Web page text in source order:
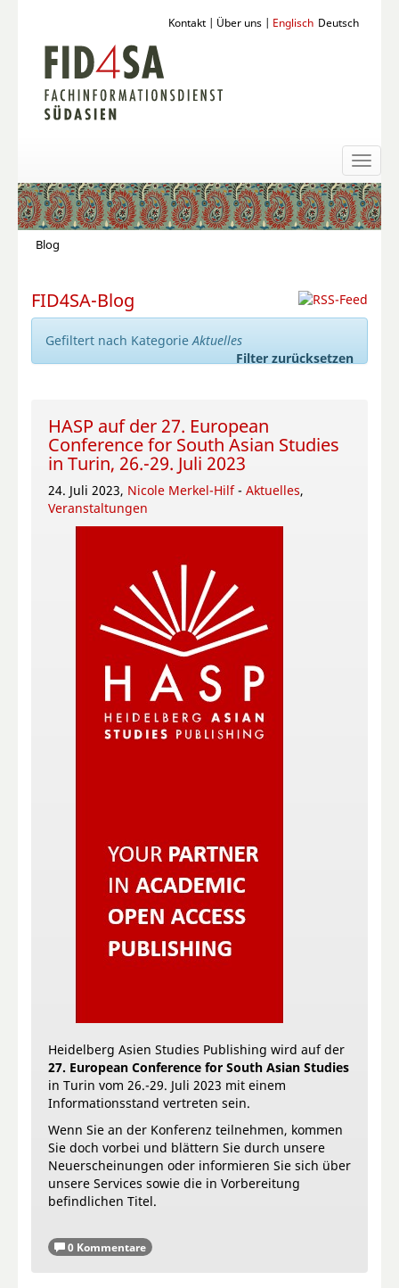
Deutsch
Englisch
Kontakt | Über uns |
Blog
FID4SA-Blog
Gefiltert nach KategorieAktuelles
Filter zurücksetzen
HASP auf der 27. European
Conference for South Asian Studies
in Turin, 26.-29. Juli 2023
24. Juli 2023, Nicole Merkel-Hilf - Aktuelles,
Veranstaltungen
Heidelberg Asien Studies Publishing wird auf der
27. European Conference for South Asian Studies
in Turin vom 26.-29. Juli 2023 mit einem
Informationsstand vertreten sein.
Wenn Sie an der Konferenz teilnehmen, kommen
Sie doch vorbei und blättern Sie durch unsere
Neuerscheinungen oder informieren Sie sich über
unsere Services sowie die in Vorbereitung
befindlichen Titel.
0 Kommentare